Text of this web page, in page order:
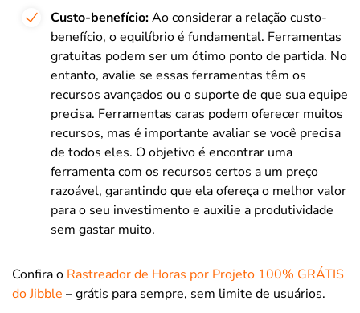
Custo-benefício:Ao considerar a relação custo-
benefício, o equilíbrio é fundamental. Ferramentas
gratuitas podem ser um ótimo ponto de partida. No
entanto, avalie se essas ferramentas têm os
recursos avançados ou o suporte de que sua equipe
precisa. Ferramentas caras podem oferecer muitos
recursos, mas é importante avaliar se você precisa
de todos eles. O objetivo é encontrar uma
ferramenta com os recursos certos a um preço
razoável, garantindo que ela ofereça o melhor valor
para o seu investimento e auxilie a produtividade
sem gastar muito.
Confira o Rastreador de Horas por Projeto 100% GRÁTIS
do Jibble – grátis para sempre, sem limite de usuários.